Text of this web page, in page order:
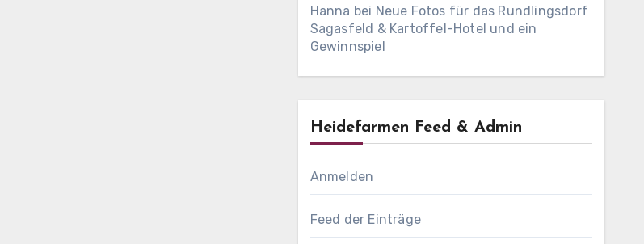
Hanna bei Neue Fotos für das Rundlingsdorf
Sagasfeld & Kartoffel-Hotel und ein
Gewinnspiel
Heidefarmen Feed & Admin
Anmelden
Feed der Einträge